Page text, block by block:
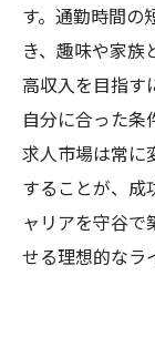
す。通勤時間の
き、趣味や家族
高収入を目指す
自分に合った条
求人市場は常に
することが、成
ャリアを守谷で
せる理想的なラ